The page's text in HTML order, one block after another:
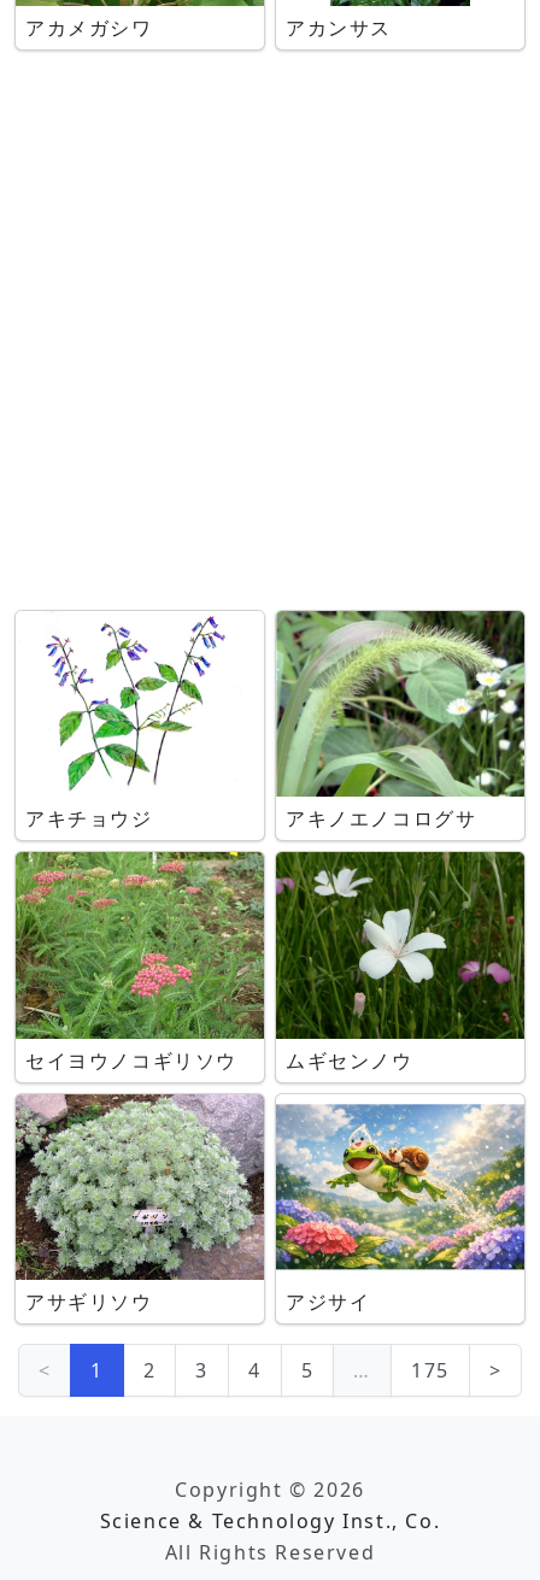
アカメガシワ アカンサス
アキチョウジ アキノエノコログサ
セイヨウノコギリソウ ムギセンノウ
アサギリソウ アジサイ
< 1 2 3 4 5 … 175 >
Copyright © 2026
Science & Technology Inst., Co.
All Rights Reserved